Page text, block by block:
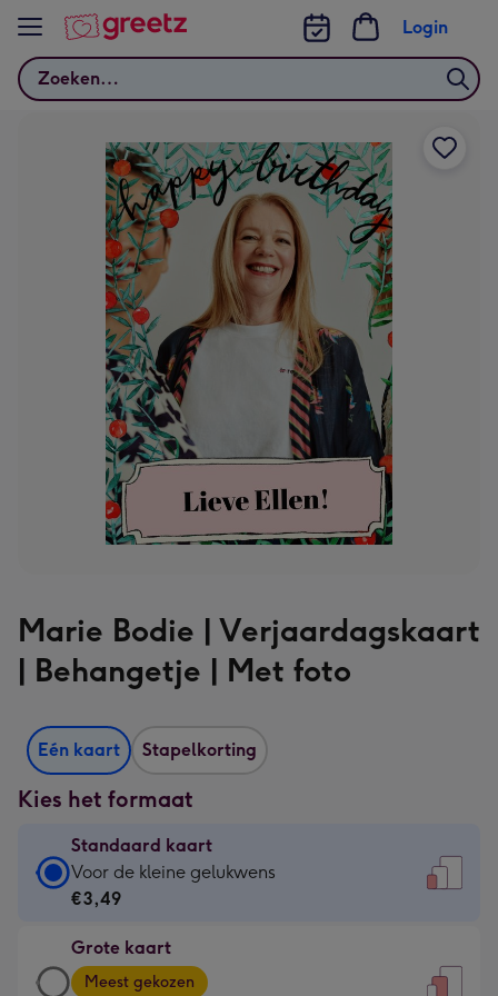
Bekijk meer
Zoeken
Login
Marie Bodie | Verjaardagskaart
| Behangetje | Met foto
Eén kaart Stapelkorting
Kies het formaat
Standaard kaart
Standaard
kaart
€3,49
-
Voor de kleine gelukwens
€3,49
Grote kaart
Grote
Meest gekozen